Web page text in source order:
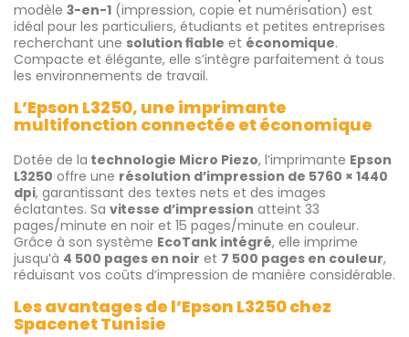
modèle 3-en-1 (impression, copie et numérisation) est
idéal pour les particuliers, étudiants et petites entreprises
recherchant une solution fiable et économique.
Compacte et élégante, elle s’intègre parfaitement à tous
les environnements de travail.
L’Epson L3250, une imprimante
multifonction connectée et économique
Dotée de la technologie Micro Piezo, l’imprimante Epson
L3250 offre une résolution d’impression de 5760 × 1440
dpi, garantissant des textes nets et des images
éclatantes. Sa vitesse d’impression atteint 33
pages/minute en noir et 15 pages/minute en couleur.
Grâce à son système EcoTank intégré, elle imprime
jusqu’à 4 500 pages en noir et 7 500 pages en couleur,
réduisant vos coûts d’impression de manière considérable.
Les avantages de l’Epson L3250 chez
Spacenet Tunisie